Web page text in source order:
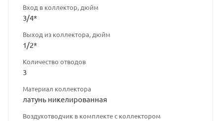
Вход в коллектор, дюйм
3/4*
Выход из коллектора, дюйм
1/2*
Количество отводов
3
Материал коллектора
латунь никелированная
Воздухотводчик в комплекте с коллектором